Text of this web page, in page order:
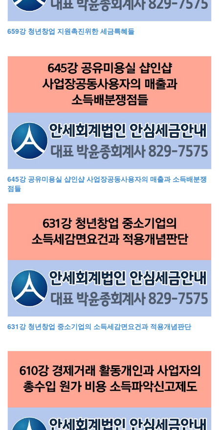
659강 청년창업 지원촉진위한 세금특혜들
645강 공유미용실 샵인샵 사업장공동사용자의 매출과 소득배분쟁
점들
631강 청년창업 중소기업의 소득세감면요건과 적용개념판단